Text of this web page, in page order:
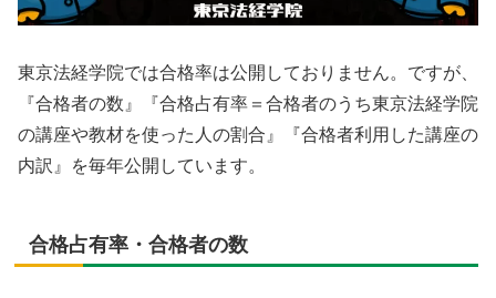
東京法経学院では合格率は公開しておりません。ですが、
『合格者の数』『合格占有率＝合格者のうち東京法経学院
の講座や教材を使った人の割合』『合格者利用した講座の
内訳』を毎年公開しています。
合格占有率・合格者の数